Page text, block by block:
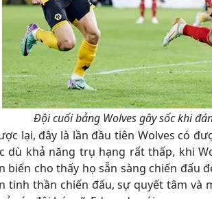
Đội cuối bảng Wolves gây sốc khi
lại, đây là lần đầu tiên Wolves có
dù khả năng trụ hạng rất thấp, khi
biến cho thấy họ sẵn sàng chiến đấu
tinh thần chiến đấu, sự quyết tâm và